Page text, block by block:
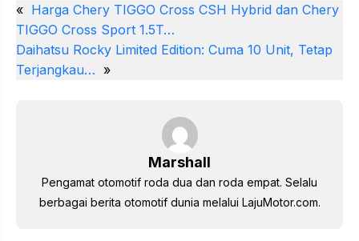
er
e
st
c
e
b
itt
er
at
s
e
gr
ail k
e
« Harga Chery TIGGO Cross CSH Hybrid dan Chery
TIGGO Cross Sport 1.5T…
Daihatsu Rocky Limited Edition: Cuma 10 Unit, Tetap
Terjangkau… »
Marshall
Pengamat otomotif roda dua dan roda empat. Selalu
berbagai berita otomotif dunia melalui LajuMotor.com.